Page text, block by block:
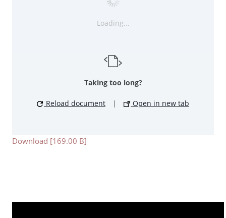
Loading...
Taking too long?
Reload document | Open in new tab
Download [169.00 B]